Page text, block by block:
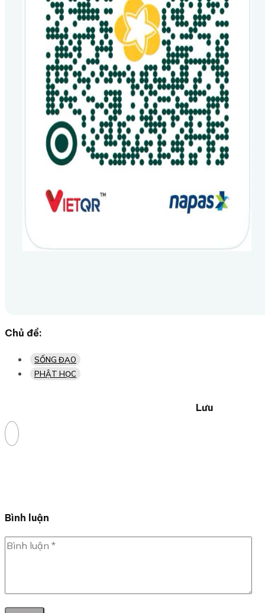
Chủ đề:
SỐNG ĐẠO
PHẬT HỌC
Lưu
Bình luận